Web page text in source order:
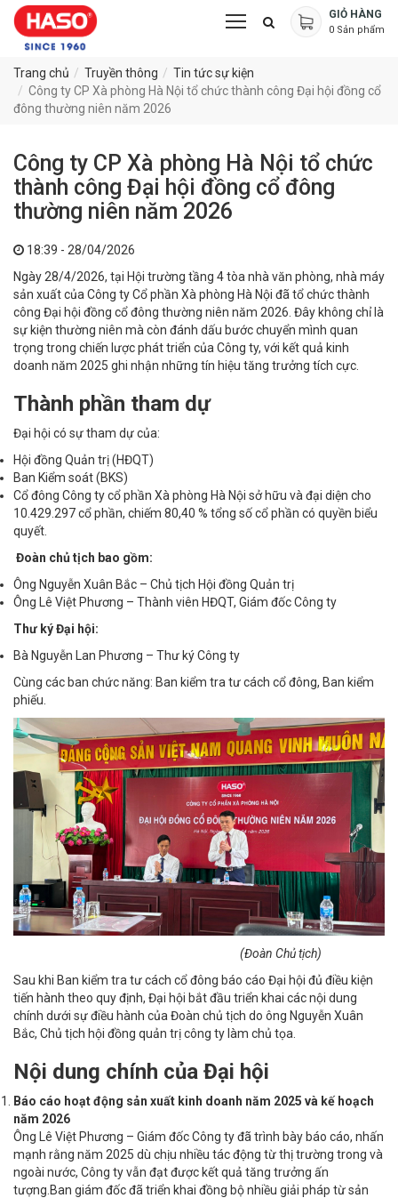
GIỎ HÀNG
0 Sản phẩm
Trang chủ Truyền thông
Tin tức sự kiện
Công ty CP Xà phòng Hà Nội tổ chức thành công Đại hội đồng cổ
đông thường niên năm 2026
Công ty CP Xà phòng Hà Nội tổ chức
thành công Đại hội đồng cổ đông
thường niên năm 2026
18:39 - 28/04/2026
Ngày 28/4/2026, tại Hội trường tầng 4 tòa nhà văn phòng, nhà máy
sản xuất của Công ty Cổ phần Xà phòng Hà Nội đã tổ chức thành
công Đại hội đồng cổ đông thường niên năm 2026. Đây không chỉ là
sự kiện thường niên mà còn đánh dấu bước chuyển mình quan
trọng trong chiến lược phát triển của Công ty, với kết quả kinh
doanh năm 2025 ghi nhận những tín hiệu tăng trưởng tích cực.
Thành phần tham dự
Đại hội có sự tham dự của:
Hội đồng Quản trị (HĐQT)
Ban Kiểm soát (BKS)
Cổ đông Công ty cổ phần Xà phòng Hà Nội sở hữu và đại diện cho
10.429.297 cổ phần, chiếm 80,40 % tổng số cổ phần có quyền biểu
quyết.
Đoàn chủ tịch bao gồm:
Ông Nguyễn Xuân Bắc – Chủ tịch Hội đồng Quản trị
Ông Lê Việt Phương – Thành viên HĐQT, Giám đốc Công ty
Thư ký Đại hội:
Bà Nguyễn Lan Phương – Thư ký Công ty
Cùng các ban chức năng: Ban kiểm tra tư cách cổ đông, Ban kiểm
phiếu.
(Đoàn Chủ tịch)
Sau khi Ban kiểm tra tư cách cổ đông báo cáo Đại hội đủ điều kiện
tiến hành theo quy định, Đại hội bắt đầu triển khai các nội dung
chính dưới sự điều hành của Đoàn chủ tịch do ông Nguyễn Xuân
Bắc, Chủ tịch hội đồng quản trị công ty làm chủ tọa.
Nội dung chính của Đại hội
Báo cáo hoạt động sản xuất kinh doanh năm 2025 và kế hoạch
năm 2026
Ông Lê Việt Phương – Giám đốc Công ty đã trình bày báo cáo, nhấn
mạnh rằng năm 2025 dù chịu nhiều tác động từ thị trường trong và
ngoài nước, Công ty vẫn đạt được kết quả tăng trưởng ấn
tượng. Ban giám đốc đã triển khai đồng bộ nhiều giải pháp từ sản